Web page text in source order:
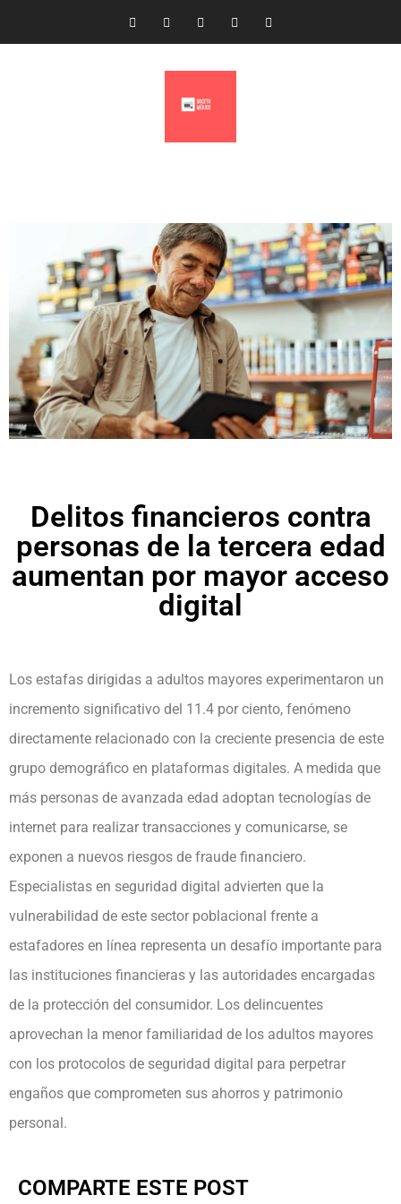
Delitos financieros contra
personas de la tercera edad
aumentan por mayor acceso
digital
Los estafas dirigidas a adultos mayores experimentaron un
incremento significativo del 11.4 por ciento, fenómeno
directamente relacionado con la creciente presencia de este
grupo demográfico en plataformas digitales. A medida que
más personas de avanzada edad adoptan tecnologías de
internet para realizar transacciones y comunicarse, se
exponen a nuevos riesgos de fraude financiero.
Especialistas en seguridad digital advierten que la
vulnerabilidad de este sector poblacional frente a
estafadores en línea representa un desafío importante para
las instituciones financieras y las autoridades encargadas
de la protección del consumidor. Los delincuentes
aprovechan la menor familiaridad de los adultos mayores
con los protocolos de seguridad digital para perpetrar
engaños que comprometen sus ahorros y patrimonio
personal.
COMPARTE ESTE POST